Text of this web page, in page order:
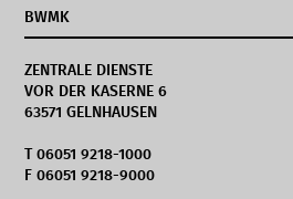
BWMK
ZENTRALE DIENSTE
VOR DER KASERNE 6
63571 GELNHAUSEN
T 06051 9218-1000
F 06051 9218-9000